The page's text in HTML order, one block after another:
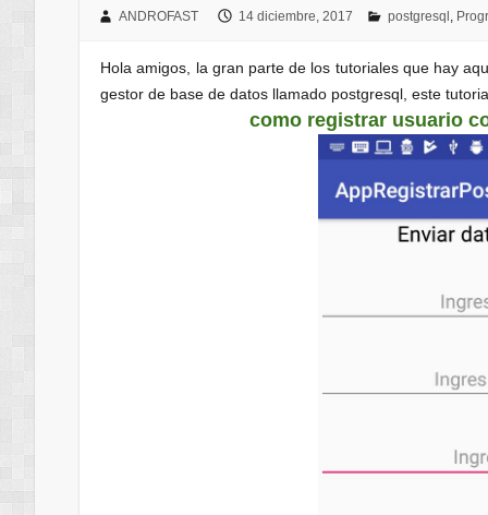
ANDROFAST 14 diciembre, 2017 postgresql ,
Hola amigos, la gran parte de los tutoriales que hay
gestor de base de datos llamado postgresql, este
como registrar usuario